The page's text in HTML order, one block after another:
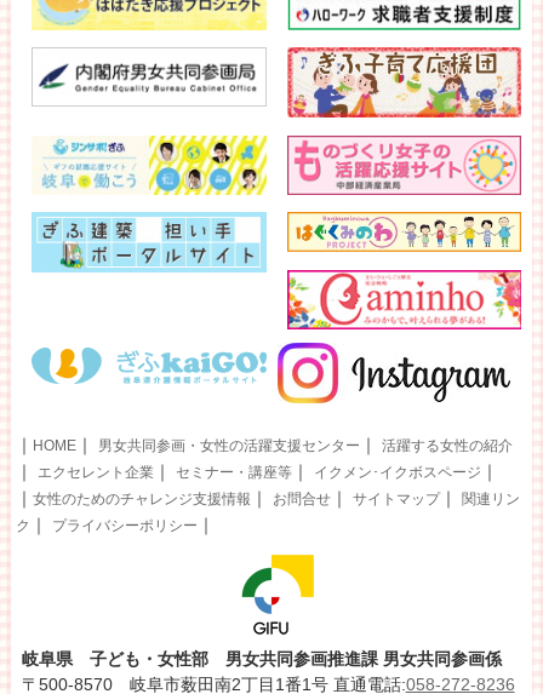
｜ HOME ｜ 男女共同参画・女性の活躍支援センター ｜ 活躍する女性の紹介
｜ エクセレント企業 ｜ セミナー・講座等 ｜ イクメン･イクボスページ ｜
｜女性のためのチャレンジ支援情報 ｜ お問合せ ｜ サイトマップ｜
関連リン
ク ｜ プライバシーポリシー ｜
岐阜県 子ども・女性部 男女共同参画推進課 男女共同参画係
〒500-8570 岐阜市薮田南2丁目1番1号 直通電話:058-272-8236